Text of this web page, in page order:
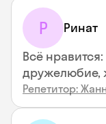
Р Ринат
Всё
дружелюбие,
Репетитор: